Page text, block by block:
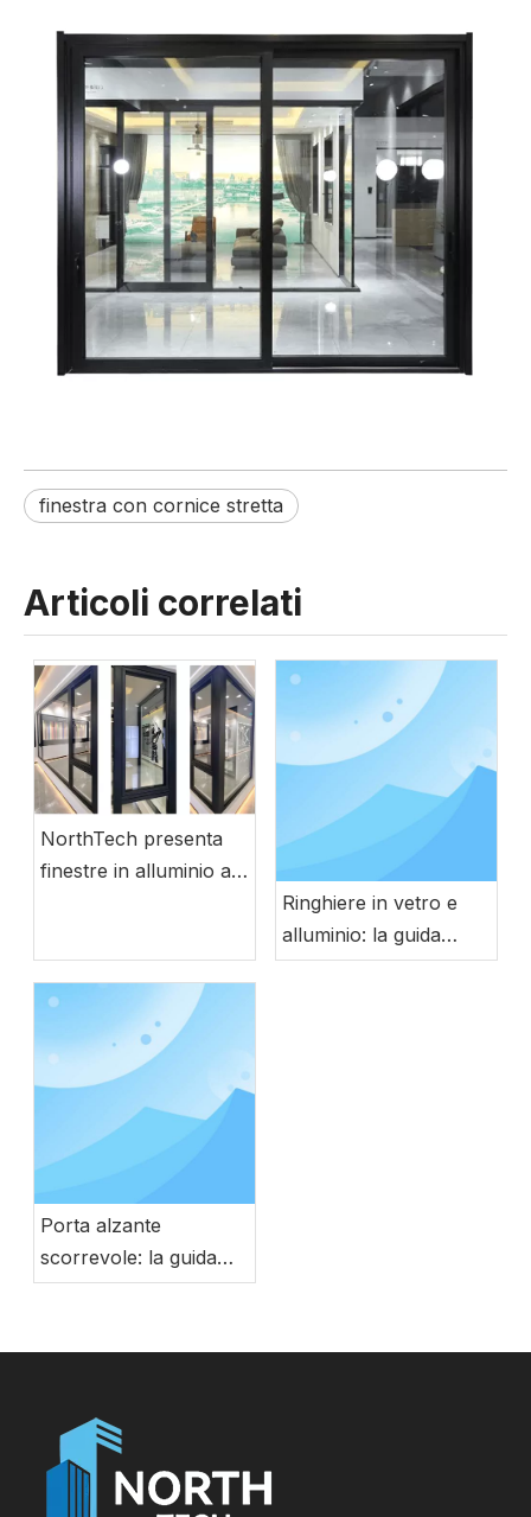
finestra con cornice stretta
Articoli correlati
NorthTech presenta
finestre in alluminio a
Ringhiere in vetro e
alluminio: la guida
completa alla
Porta alzante
scorrevole: la guida
definitiva ai moderni
di grandi dimensioni ed
vista energetico